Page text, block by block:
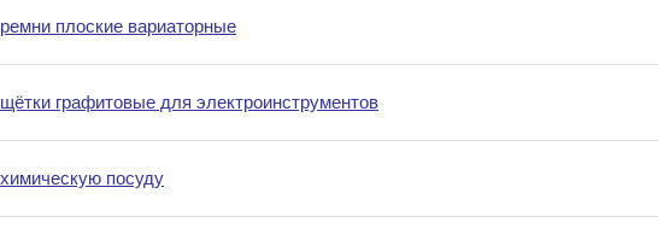
плоские вариаторные
графитовые для электроинструментов
посуду